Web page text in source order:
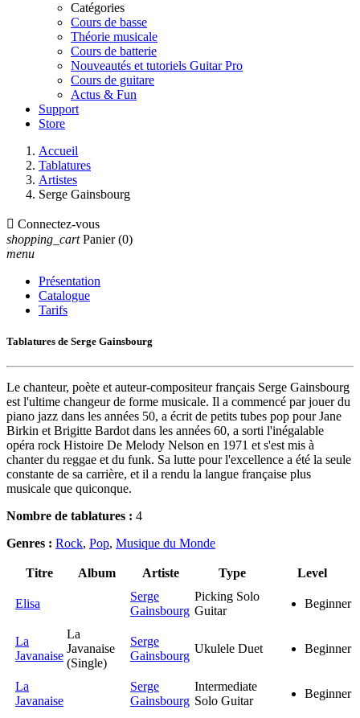
Catégories
Cours de basse
Théorie musicale
Cours de batterie
Nouveautés et tutoriels Guitar Pro
Cours de guitare
Actus & Fun
Support
Store
Accueil
Tablatures
Artistes
Serge Gainsbourg
 Connectez-vous
shopping_cart Panier (0)
menu
Présentation
Catalogue
Tarifs
Tablatures de Serge Gainsbourg
Le chanteur, poète et auteur-compositeur français Serge Gainsbourg
est l'ultime changeur de forme musicale. Il a commencé par jouer du
piano jazz dans les années 50, a écrit de petits tubes pop pour Jane
Birkin et Brigitte Bardot dans les années 60, a sorti l'inégalable
opéra rock Histoire De Melody Nelson en 1971 et s'est mis à
chanter du reggae et du funk. Sa lutte pour l'excellence a été la seule
constante de sa carrière, et il a rendu la langue française plus
musicale que quiconque.
Nombre de tablatures : 4
Genres : Rock, Pop, Musique du Monde
Titre Album Artiste Type Level
Elisa
Serge
Gainsbourg
Picking Solo
Guitar
Beginner
La
Javanaise
La
Javanaise
(Single)
Serge
Gainsbourg
Ukulele Duet Beginner
La
Javanaise
Serge
Gainsbourg
Intermediate
Solo Guitar
Beginner